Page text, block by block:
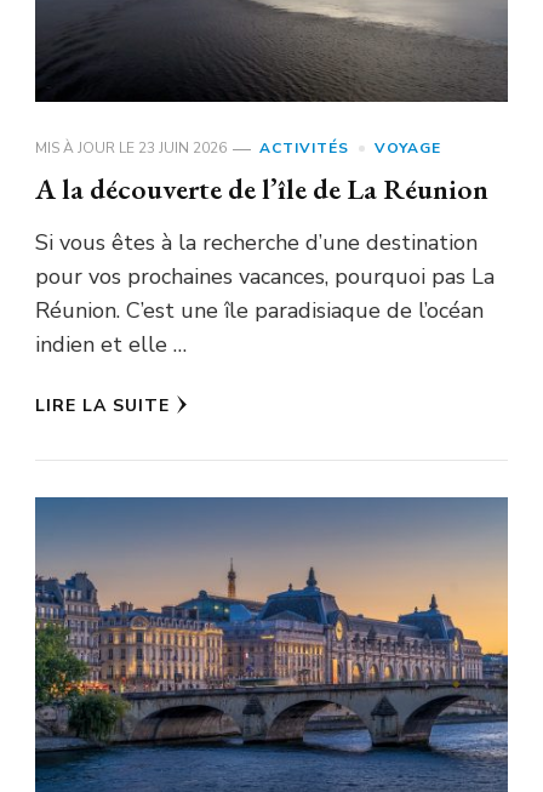
MIS À JOUR LE 23 JUIN 2026 ACTIVITÉS VOYAGE
A la découverte de l’île de La Réunion
Si vous êtes à la recherche d’une destination
pour vos prochaines vacances, pourquoi pas La
Réunion. C’est une île paradisiaque de l’océan
indien et elle …
LIRE LA SUITE